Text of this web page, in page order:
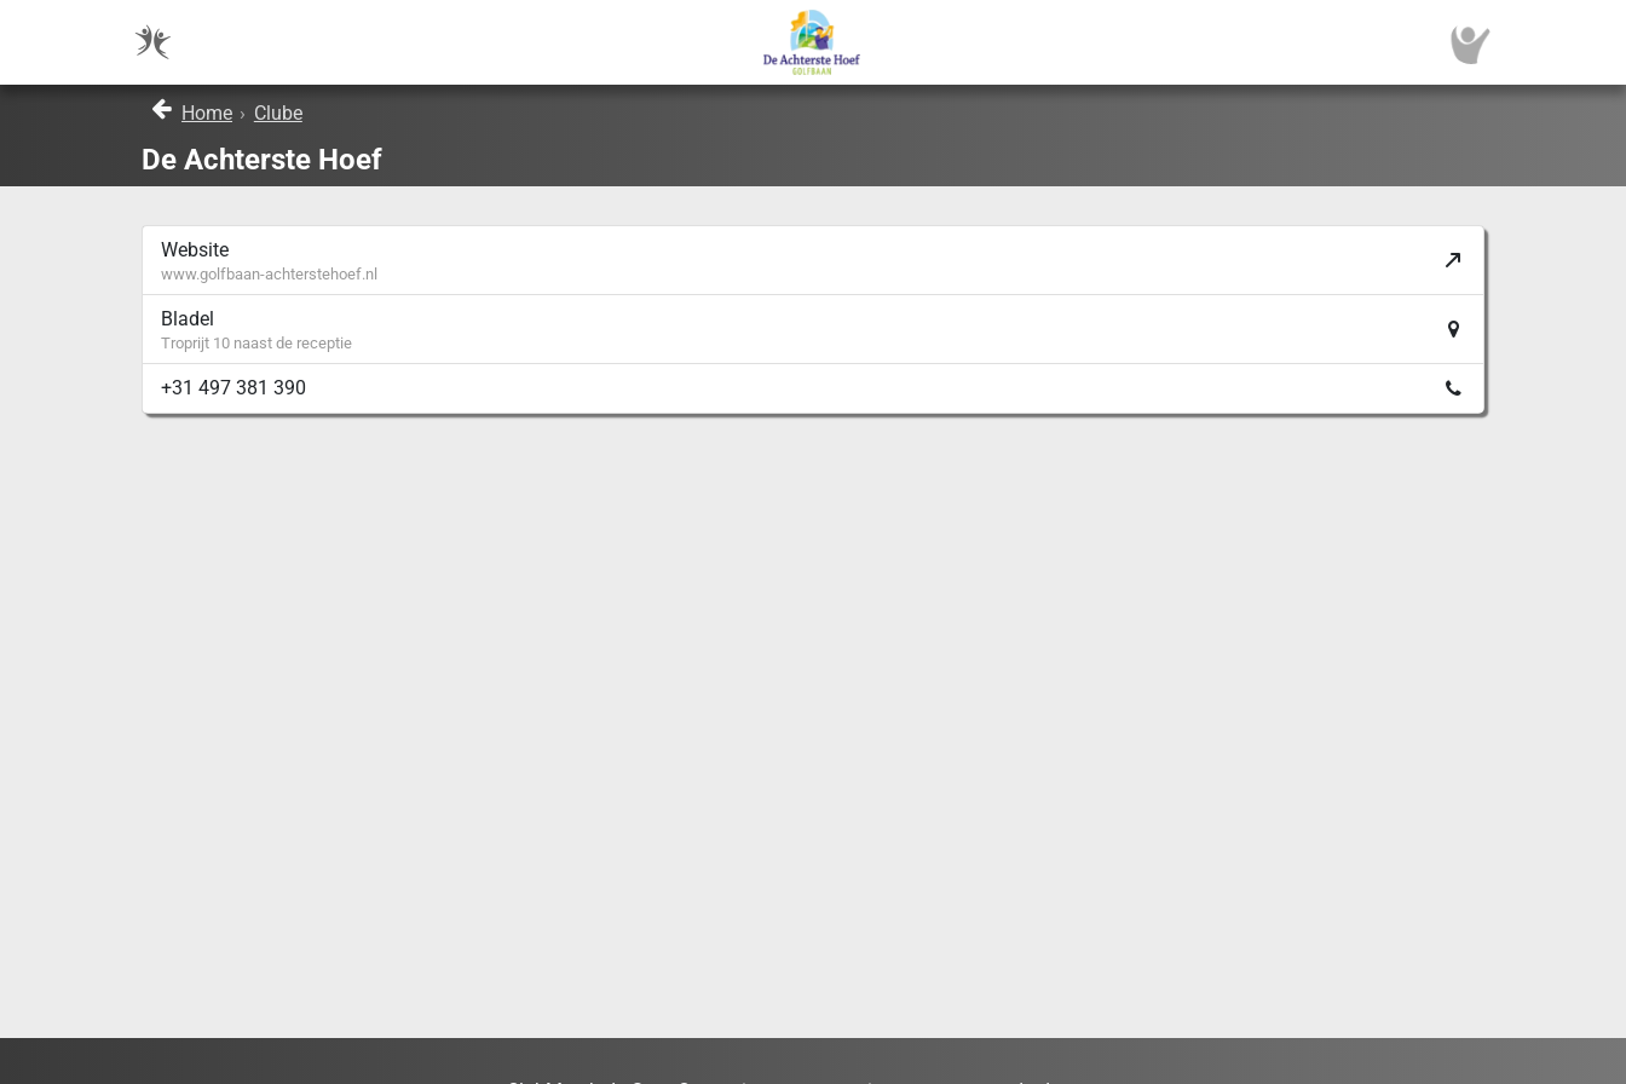
Home › Clube
De Achterste Hoef
Website
www.golfbaan-achterstehoef.nl
Bladel
Troprijt 10 naast de receptie
+31 497 381 390